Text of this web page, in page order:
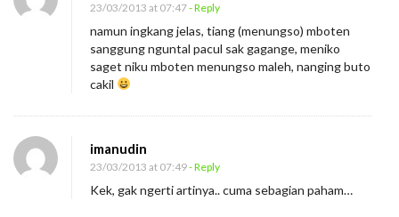
23/03/2013 at 07:47- Reply
namun ingkang jelas, tiang (menungso) mboten
sanggung nguntal pacul sak gagange, meniko
saget niku mboten menungso maleh, nanging buto
cakil
imanudin
23/03/2013 at 07:49- Reply
Kek, gak ngerti artinya.. cuma sebagian paham…